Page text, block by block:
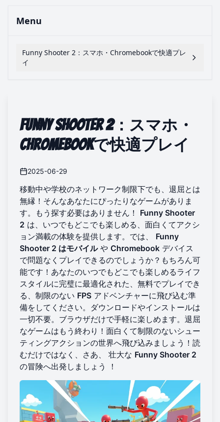
Menu
Funny Shooter 2：スマホ・Chromebookで快適プレ
イ
Funny Shooter 2：スマホ・
Chromebookで快適プレイ
2025-06-29
移動中や学校のネットワーク制限下でも、退屈とは
無縁！そんなあなたにぴったりなゲームがありま
す。もう探す必要はありません！ Funny Shooter
2 は、いつでもどこでも楽しめる、面白くてアクシ
ョン満載の体験を提供します。では、 Funny
Shooter 2 はモバイルや Chromebook デバイス
で問題なくプレイできるのでしょうか？もちろん可
能です！あなたのいつでもどこでも楽しめるライフ
スタイルに完璧に最適化された、無料でプレイでき
る、制限のない FPS アドベンチャーに飛び込む準
備をしてください。ダウンロードやインストールは
一切不要。ブラウザだけで手軽に楽しめます。退屈
なゲームはもう終わり！面白くて制限のないシュー
ティングアクションの世界へ飛び込みましょう！読
むだけではなく、さあ、 壮大な Funny Shooter 2
の冒険へ出発しましょう
！